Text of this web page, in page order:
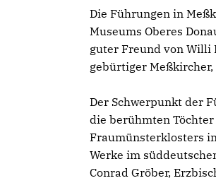
Die Führungen in
Museums Oberes
guter Freund von Willi
gebürtiger
Der Schwerpunkt der
die berühmten
Fraumünsterklosters
Werke im
Conrad Gröber,